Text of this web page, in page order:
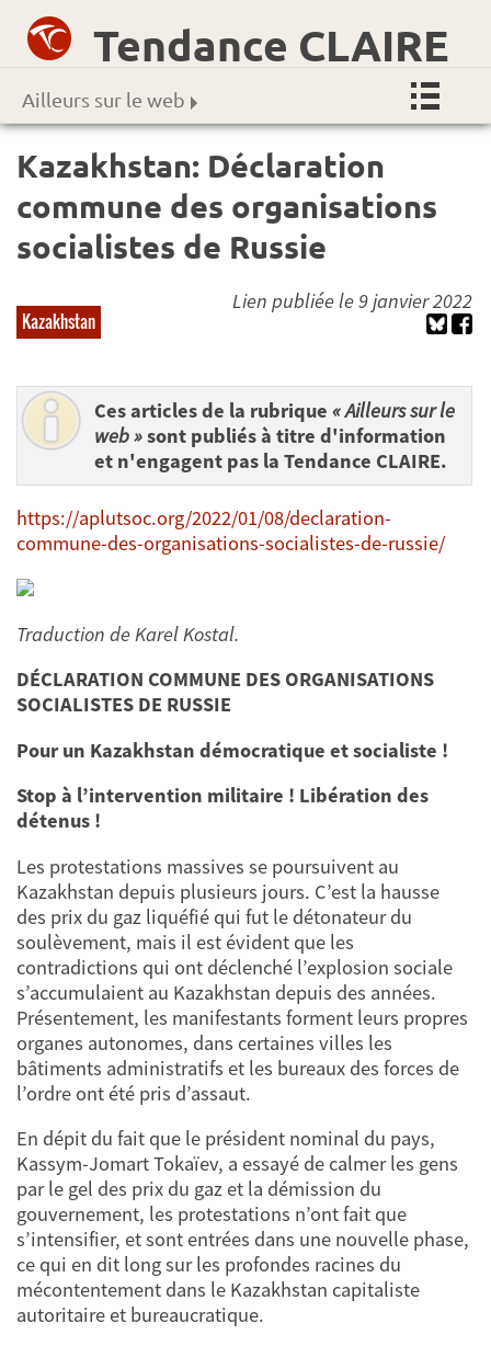
Tendance CLAIRE
Ailleurs sur le web
Kazakhstan: Déclaration
commune des organisations
socialistes de Russie
Kazakhstan
Lien publiée le 9 janvier 2022
Ces articles de la rubrique « Ailleurs sur le
web »sont publiés à titre d'information
et n'engagent pas la Tendance CLAIRE.
https://aplutsoc.org/2022/01/08/declaration-
commune-des-organisations-socialistes-de-russie/
Traduction de Karel Kostal.
DÉCLARATION COMMUNE DES ORGANISATIONS
SOCIALISTES DE RUSSIE
Pour un Kazakhstan démocratique et socialiste !
Stop à l’intervention militaire ! Libération des
détenus !
Les protestations massives se poursuivent au
Kazakhstan depuis plusieurs jours. C’est la hausse
des prix du gaz liquéfié qui fut le détonateur du
soulèvement, mais il est évident que les
contradictions qui ont déclenché l’explosion sociale
s’accumulaient au Kazakhstan depuis des années.
Présentement, les manifestants forment leurs propres
organes autonomes, dans certaines villes les
bâtiments administratifs et les bureaux des forces de
l’ordre ont été pris d’assaut.
En dépit du fait que le président nominal du pays,
Kassym-Jomart Tokaïev, a essayé de calmer les gens
par le gel des prix du gaz et la démission du
gouvernement, les protestations n’ont fait que
s’intensifier, et sont entrées dans une nouvelle phase,
ce qui en dit long sur les profondes racines du
mécontentement dans le Kazakhstan capitaliste
autoritaire et bureaucratique.